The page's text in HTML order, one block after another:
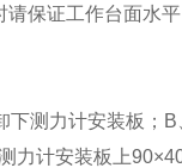
保证工作台面水
测力计安装板；
力计安装板上